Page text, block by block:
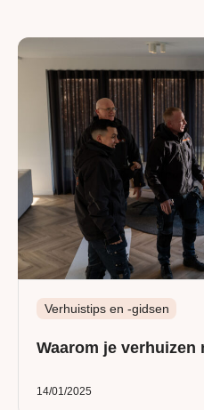
Verhuistips en -gidsen
Waarom je verhuizen
14/01/2025